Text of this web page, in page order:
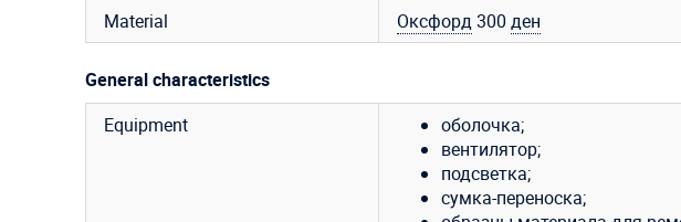
Material
Оксфорд300 ден
General characteristics
Equipment
оболочка;
вентилятор;
подсветка;
сумка-переноска;